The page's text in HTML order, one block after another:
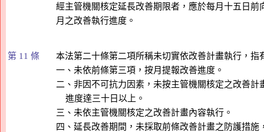
經主管機關核定延長改善期限者，應於每月十五日前
第 11 條
本法第二十條第二項所稱未切實依改善計畫執行，指
一、未依前條第三項，按月提報改善進度。
二、非因不可抗力因素，未按主管機關核定之改善計
    進度達三十日以上。
三、未依主管機關核定之改善計畫內容執行。
四、延長改善期間，未採取前條改善計畫之防護措施